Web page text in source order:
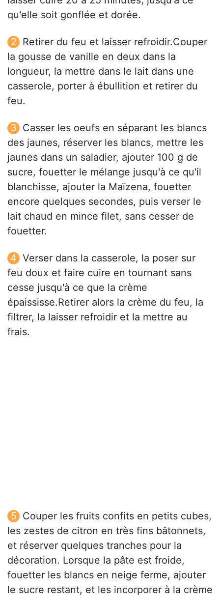
qu'elle soit gonflée et dorée.
Retirer du feu et laisser refroidir.Couper
la gousse de vanille en deux dans la
longueur, la mettre dans le lait dans une
casserole, porter à ébullition et retirer du
feu.
Casser les oeufs en séparant les blancs
des jaunes, réserver les blancs, mettre les
jaunes dans un saladier, ajouter 100 g de
sucre, fouetter le mélange jusqu'à ce qu'il
blanchisse, ajouter la Maïzena, fouetter
encore quelques secondes, puis verser le
lait chaud en mince filet, sans cesser de
fouetter.
Verser dans la casserole, la poser sur
feu doux et faire cuire en tournant sans
cesse jusqu'à ce que la crème
épaississe.Retirer alors la crème du feu, la
filtrer, la laisser refroidir et la mettre au
frais.
Couper les fruits confits en petits cubes,
les zestes de citron en très fins bâtonnets,
et réserver quelques tranches pour la
décoration. Lorsque la pâte est froide,
fouetter les blancs en neige ferme, ajouter
le sucre restant, et les incorporer à la crème